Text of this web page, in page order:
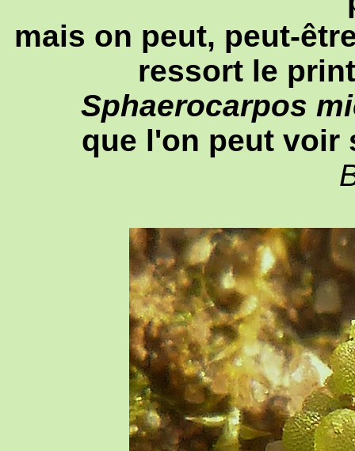
mais on peut, peut-
ressort le
Sphaerocarpos
que l'on peut voir